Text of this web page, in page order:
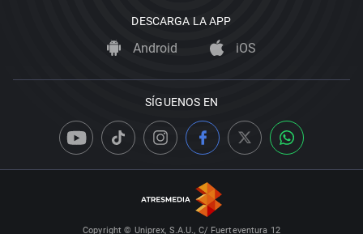
DESCARGA LA APP
Android iOS
SÍGUENOS EN
Copyright © Uniprex, S.A.U., C/ Fuerteventura 12